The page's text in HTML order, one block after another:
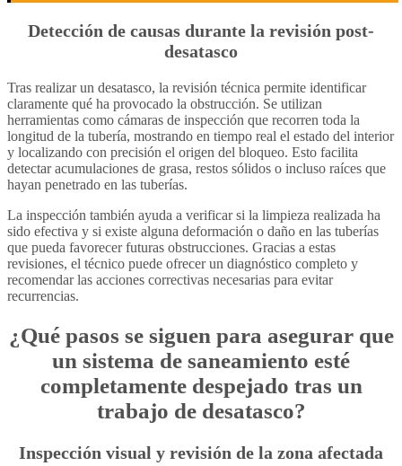
Detección de causas durante la revisión post-
desatasco
Tras realizar un desatasco, la revisión técnica permite identificar
claramente qué ha provocado la obstrucción. Se utilizan
herramientas como cámaras de inspección que recorren toda la
longitud de la tubería, mostrando en tiempo real el estado del interior
y localizando con precisión el origen del bloqueo. Esto facilita
detectar acumulaciones de grasa, restos sólidos o incluso raíces que
hayan penetrado en las tuberías.
La inspección también ayuda a verificar si la limpieza realizada ha
sido efectiva y si existe alguna deformación o daño en las tuberías
que pueda favorecer futuras obstrucciones. Gracias a estas
revisiones, el técnico puede ofrecer un diagnóstico completo y
recomendar las acciones correctivas necesarias para evitar
recurrencias.
¿Qué pasos se siguen para asegurar que
un sistema de saneamiento esté
completamente despejado tras un
trabajo de desatasco?
Inspección visual y revisión de la zona afectada